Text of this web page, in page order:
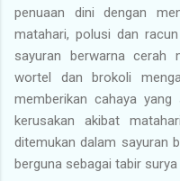
penuaan dini dengan
matahari, polusi dan
sayuran berwarna cerah
wortel dan brokoli
memberikan cahaya
kerusakan akibat
ditemukan dalam sayuran
berguna sebagai tabir surya